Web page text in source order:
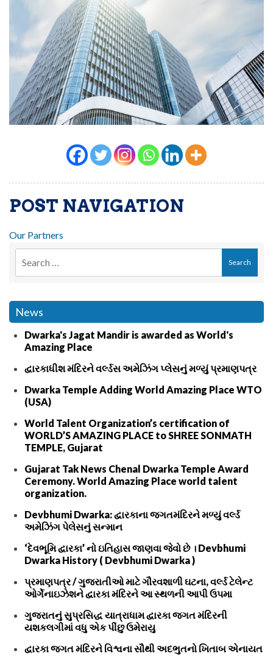
POST NAVIGATION
Our Partners
News
Dwarka's Jagat Mandir is awarded as World's
Amazing Place
દ્વારકાધીશ મંદિરને વર્લ્ડસ અમેઝિંગ પ્લેસનું મળ્યું પ્રમાણપત્ર
Dwarka Temple Adding World Amazing Place WTO
(USA)
World Talent Organization’s certification of
WORLD’S AMAZING PLACE to SHREE SONMATH
TEMPLE, Gujarat
Gujarat Tak News Chenal Dwarka Temple Award
Ceremony. World Amazing Place world talent
organization.
Devbhumi Dwarka: દ્વારકાના જગતમંદિરને મળ્યું વર્લ્ડ
અમેઝિંગ પેલેસનું સન્માન
‘દેવભૂમિ દ્વારકા’ નો ઇતિહાસ જાણવા જેવો છે । Devbhumi
Dwarka History ( Devbhumi Dwarka )
પ્રમાણપત્ર / ગુજરાતીઓ માટે ગૌરવશાળી ઘટના, વર્લ્ડ ટેલેન્ટ
ઓર્ગેનાઇઝેશને દ્વારકા મંદિરને આ સ્થળની આપી ઉપમા
ગુજરાતનું સુપ્રસિદ્ધ યાત્રાધામ દ્વારકા જગત મંદિરની
યશકલગીમાં વધુ એક પીંછુ ઉમેરાયુ
દ્વારકા જગત મંદિરને વિશ્વના સૌથી અદભુતનો ખિતાબ એનાયત